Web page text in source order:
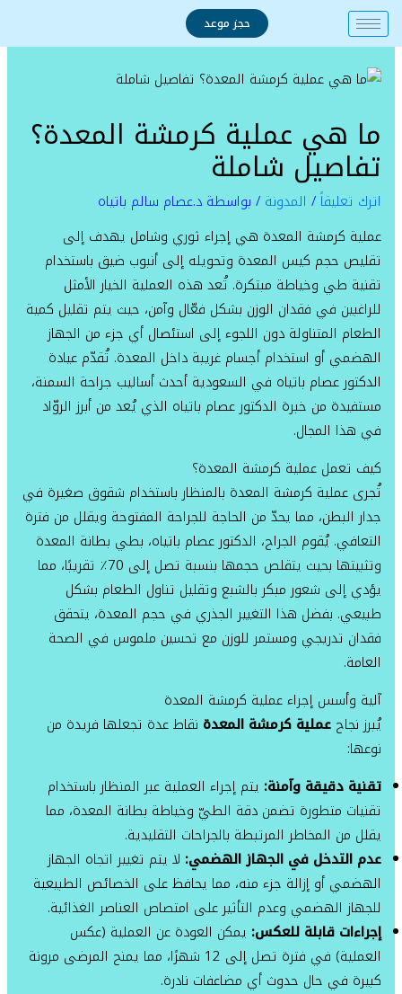
تخطي
إلى
حجز موعد
ما هي عملية كرمشة المعدة؟
تفاصيل شاملة
اترك تعليقاً/ المدونة / بواسطة د.عصام سالم باتياه
عملية كرمشة المعدة هي إجراء ثوري وشامل يهدف إلى
تقليص حجم كيس المعدة وتحويله إلى أنبوب ضيق باستخدام
تقنية طي وخياطة مبتكرة. تُعد هذه العملية الخيار الأمثل
للراغبين في فقدان الوزن بشكل فعّال وآمن، حيث يتم تقليل كمية
الطعام المتناولة دون اللجوء إلى استئصال أي جزء من الجهاز
الهضمي أو استخدام أجسام غريبة داخل المعدة. تُقدّم عيادة
الدكتور عصام باتياه في السعودية أحدث أساليب جراحة السمنة،
مستفيدة من خبرة الدكتور عصام باتياه الذي يُعد من أبرز الروّاد
في هذا المجال.
كيف تعمل عملية كرمشة المعدة؟
تُجرى عملية كرمشة المعدة بالمنظار باستخدام شقوق صغيرة في
جدار البطن، مما يحدّ من الحاجة للجراحة المفتوحة ويقلل من فترة
التعافي. يُقوم الجراح، الدكتور عصام باتياه، بطي بطانة المعدة
وتثبيتها بحيث يتقلص حجمها بنسبة تصل إلى 70٪ تقريبًا، مما
يؤدي إلى شعور مبكر بالشبع وتقليل تناول الطعام بشكل
طبيعي. بفضل هذا التغيير الجذري في حجم المعدة، يتحقق
فقدان تدريجي ومستمر للوزن مع تحسين ملموس في الصحة
العامة.
آلية وأسس إجراء عملية كرمشة المعدة
يُبرز نجاحعملية كرمشة المعدة نقاط عدة تجعلها فريدة من
نوعها:
تقنية دقيقة وآمنة: يتم إجراء العملية عبر المنظار باستخدام
تقنيات متطورة تضمن دقة الطيّ وخياطة بطانة المعدة، مما
يقلل من المخاطر المرتبطة بالجراحات التقليدية.
عدم التدخل في الجهاز الهضمي: لا يتم تغيير اتجاه الجهاز
الهضمي أو إزالة جزء منه، مما يحافظ على الخصائص الطبيعية
للجهاز الهضمي وعدم التأثير على امتصاص العناصر الغذائية.
إجراءات قابلة للعكس: يمكن العودة عن العملية (عكس
العملية) في فترة تصل إلى 12 شهرًا، مما يمنح المرضى مرونة
كبيرة في حال حدوث أي مضاعفات نادرة.